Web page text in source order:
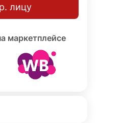
лицу
маркетплейсе